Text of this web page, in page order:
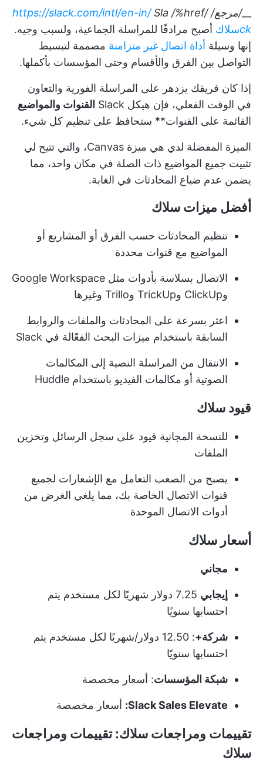
__/مرجع/ https://slack.com/intl/en-in/ Sla /%href/
ckسلاك أصبح مرادفًا للمراسلة الجماعية، ولسبب وجيه.
إنها وسيلة أداة اتصال غير متزامنة مصممة لتبسيط
التواصل بين الفرق والأقسام وحتى المؤسسات بأكملها.
إذا كان فريقك يزدهر على المراسلة الفورية والتعاون
في الوقت الفعلي، فإن هيكل Slack
القنوات والمواضيع
القائمة على القنوات** ستحافظ على تنظيم كل شيء.
الميزة المفضلة لدي هي ميزة Canvas، والتي تتيح لي
تثبيت جميع المواضيع ذات الصلة في مكان واحد، مما
يضمن عدم ضياع المحادثات في الغابة.
أفضل ميزات سلاك
تنظيم المحادثات حسب الفرق أو المشاريع أو
المواضيع مع قنوات محددة
الاتصال بسلاسة بأدوات مثل Google Workspace
وClickUp وTrickUp وTrillo وغيرها
اعثر بسرعة على المحادثات والملفات والروابط
السابقة باستخدام ميزات البحث الفعّالة في Slack
الانتقال من المراسلة النصية إلى المكالمات
الصوتية أو مكالمات الفيديو باستخدام Huddle
قيود سلاك
للنسخة المجانية قيود على سجل الرسائل وتخزين
الملفات
يصبح من الصعب التعامل مع الإشعارات لجميع
قنوات الاتصال الخاصة بك، مما يلغي الغرض من
أدوات الاتصال الموحدة
أسعار سلاك
مجاني
إيجابي
7.25 دولار شهريًا لكل مستخدم يتم
احتسابها سنويًا
شركة+
: 12.50 دولار/شهريًا لكل مستخدم يتم
احتسابها سنويًا
شبكة المؤسسات: أسعار مخصصة
Slack Sales Elevate: أسعار مخصصة
تقييمات ومراجعات سلاك:تقييمات ومراجعات
سلاك